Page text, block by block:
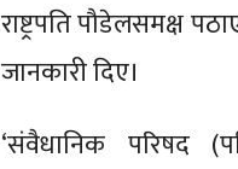
राष्ट्रपति पौडेलसमक्ष
जानकारी दिए।
‘संवैधानिक परिषद